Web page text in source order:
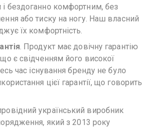
бездоганно комфортним, без
або тиску на ногу. Наш власний
їх комфортність.
. Продукт має довічну гарантію
є свідченням його високої
час існування бренду не було
цієї гарантії, що говорить
український виробник
який з 2013 року